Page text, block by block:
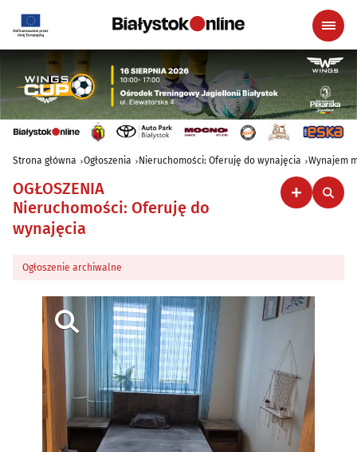
Strona główna Ogłoszenia Nieruchomości: Oferuję do wynajęcia Wynajem
OGŁOSZENIA
Nieruchomości: Oferuję do
wynajęcia
Ogłoszenie archiwalne